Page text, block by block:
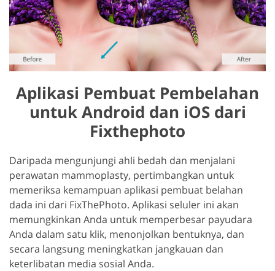
Aplikasi Pembuat Pembelahan
untuk Android dan iOS dari
Fixthephoto
Daripada mengunjungi ahli bedah dan menjalani
perawatan mammoplasty, pertimbangkan untuk
memeriksa kemampuan aplikasi pembuat belahan
dada ini dari FixThePhoto. Aplikasi seluler ini akan
memungkinkan Anda untuk memperbesar payudara
Anda dalam satu klik, menonjolkan bentuknya, dan
secara langsung meningkatkan jangkauan dan
keterlibatan media sosial Anda.